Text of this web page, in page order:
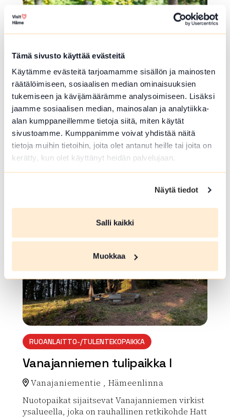
Tämä sivusto käyttää evästeitä
Käytämme evästeitä tarjoamamme sisällön ja mainosten
räätälöimiseen, sosiaalisen median ominaisuuksien
tukemiseen ja kävijämäärämme analysoimiseen. Lisäksi
jaamme sosiaalisen median, mainosalan ja analytiikka-
alan kumppaneillemme tietoja siitä, miten käytät
sivustoamme. Kumppanimme voivat yhdistää näitä
tietoja muihin tietoihin, joita olet antanut heille tai joita on
kerätty, kun olet käyttänyt heidän palvelujaan.
Näytä tiedot
Salli kaikki
Muokkaa
FRISBEEGOLFRATA
Turengin frisbeegolfrata
Lukiotie 3 , Janakkala
RUOANLAITTO-/TULENTEKOPAIKKA
Vanajanniemen tulipaikka I
Vanajaniementie , Hämeenlinna
Nuotopaikat sijaitsevat Vanajanniemen virkist
ysalueella, joka on rauhallinen retkikohde Hatt